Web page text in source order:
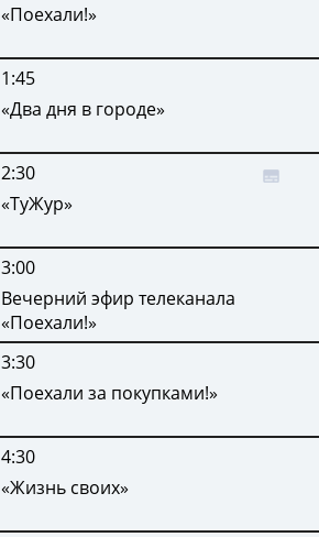
«Поехали!»
1:45
«Два дня в городе»
2:30
«ТуЖур»
3:00
Вечерний эфир телеканала
«Поехали!»
3:30
«Поехали за покупками!»
4:30
«Жизнь своих»